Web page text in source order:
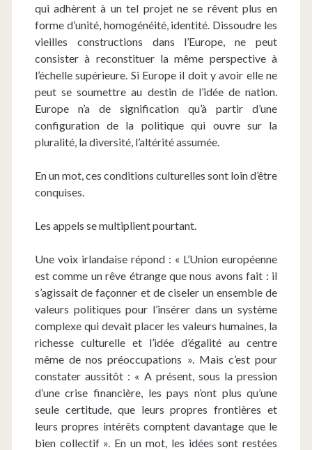
qui adhèrent à un tel projet ne se rêvent plus en
forme d’unité, homogénéité, identité. Dissoudre les
vieilles constructions dans l’Europe, ne peut
consister à reconstituer la même perspective à
l’échelle supérieure. Si Europe il doit y avoir elle ne
peut se soumettre au destin de l’idée de nation.
Europe n’a de signification qu’à partir d’une
configuration de la politique qui ouvre sur la
pluralité, la diversité, l’altérité assumée.
En un mot, ces conditions culturelles sont loin d’être
conquises.
Les appels se multiplient pourtant.
Une voix irlandaise répond : « L’Union européenne
est comme un rêve étrange que nous avons fait : il
s’agissait de façonner et de ciseler un ensemble de
valeurs politiques pour l’insérer dans un système
complexe qui devait placer les valeurs humaines, la
richesse culturelle et l’idée d’égalité au centre
même de nos préoccupations ». Mais c’est pour
constater aussitôt : « A présent, sous la pression
d’une crise financière, les pays n’ont plus qu’une
seule certitude, que leurs propres frontières et
leurs propres intérêts comptent davantage que le
bien collectif ». En un mot, les idées sont restées